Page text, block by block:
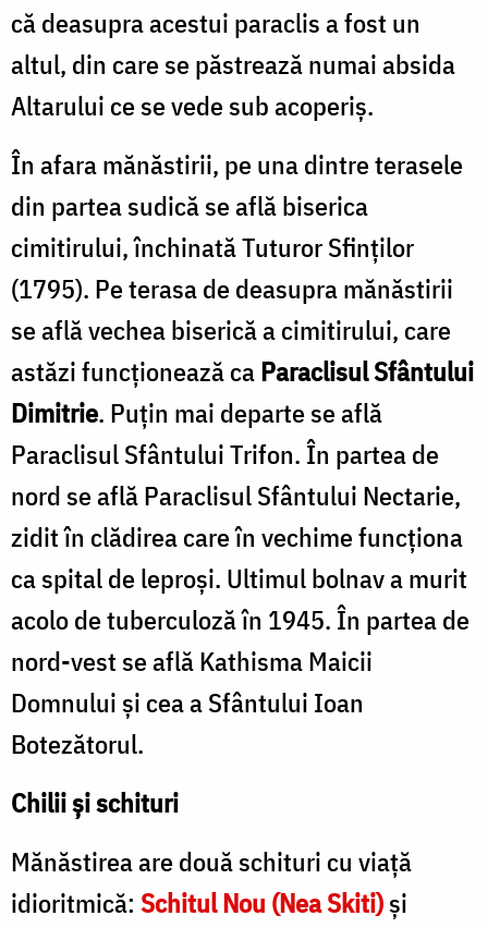
că deasupra acestui paraclis a fost un
altul, din care se păstrează numai absida
Altarului ce se vede sub acoperiş.
În afara mănăstirii, pe una dintre terasele
din partea sudică se află biserica
cimitirului, închinată Tuturor Sfinţilor
(1795). Pe terasa de deasupra mănăstirii
se află vechea biserică a cimitirului, care
astăzi funcţionează caParaclisul Sfântului
Dimitrie. Puţin mai departe se află
Paraclisul Sfântului Trifon. În partea de
nord se află Paraclisul Sfântului Nectarie,
zidit în clădirea care în vechime funcţiona
ca spital de leproşi. Ultimul bolnav a murit
acolo de tuberculoză în 1945. În partea de
nord-vest se află Kathisma Maicii
Domnului şi cea a Sfântului Ioan
Botezătorul.
Chilii şi schituri
Mănăstirea are două schituri cu viaţă
idioritmică: Schitul Nou (Nea Skiti)şi